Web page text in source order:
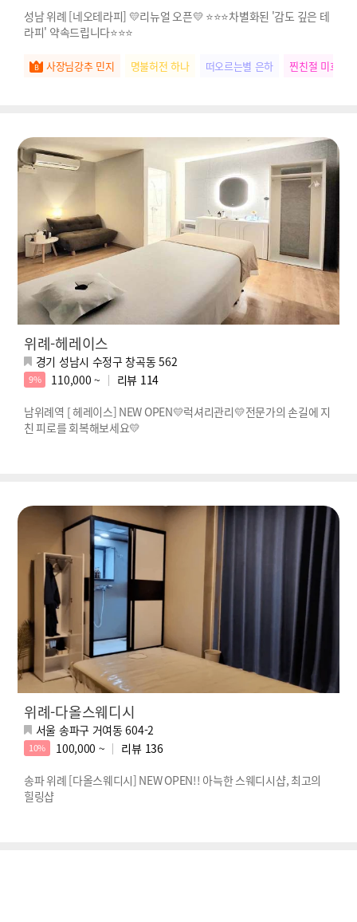
성남 위례 [네오테라피] 💛리뉴얼 오픈💛 ⭐⭐⭐차별화된 '감도 깊은 테
라피' 약속드립니다⭐⭐⭐
사장님강추 민지 명불허전 하나 떠오르는별 은하 찐친절 미호
위례-헤레이스
경기 성남시 수정구 창곡동 562
9% 110,000 ~ 리뷰 114
남위례역 [ 헤레이스] NEW OPEN💛럭셔리관리💛전문가의 손길에 지
친 피로를 회복해보세요💛
위례-다올스웨디시
서울 송파구 거여동 604-2
10% 100,000 ~ 리뷰 136
송파 위례 [다올스웨디시] NEW OPEN!! 아늑한 스웨디시샵, 최고의
힐링샵